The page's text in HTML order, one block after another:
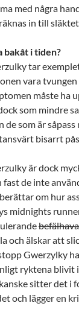
med några
in till
bakåt i tiden?
tar
vara
måste ha
som mindre
de som är
bisarrt
är dock
fast de inte
om hur
midnights
och älskar att
Gwerzylky
ryktena blivit
sitter det i
och lägger en